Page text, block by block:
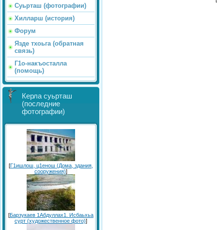
Суьрташ (фотографии)
Хилларш (история)
Форум
Язде тхоьга (обратная
связь)
Г1о-накъосталла
(помощь)
Керла суьрташ
(последние
фотографии)
[Г1ишлош, ц1енош (Дома, здания,
сооружения)]
[Барзукаев 1Абдуллах1. Исбаьхьа
сурт (художественное фото)]